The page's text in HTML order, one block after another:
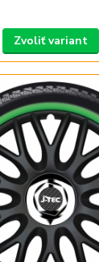
Zvoliť variant